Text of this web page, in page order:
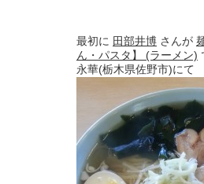
最初に 田部井博 さんが
ん・パスタ】 (ラーメン)
永華(栃木県佐野市)にて